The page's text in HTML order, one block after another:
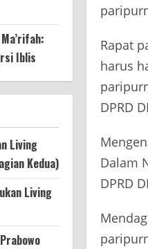
Rapat
harus
DPRD
Dalam
DPRD
Iblis
Living
Kedua)
Living